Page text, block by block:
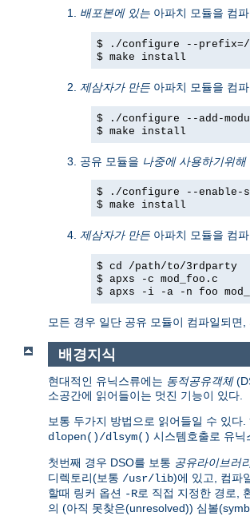
배포본에 있는 아파치 모듈을 컴
$ ./configure --prefix=/
$ make install
제삼자가 만든 아파치 모듈을 컴
$ ./configure --add-
$ make install
공유 모듈을 나중에 사용하기위해
$ ./configure --enable-
$ make install
제삼자가 만든 아파치 모듈을 컴
$ cd /path/to/3rdparty
$ apxs -c mod_foo.c
$ apxs -i -a -n foo
모든 경우 일단 공유 모듈이 컴파일되면,
배경지식
현대적인 유닉스류에는 동적공유객체
소공간에 읽어들이는 멋진 기능이 있다.
보통 두가지 방법으로 읽어들일 수 있다
dlopen()/dlsym() 시스템호출로 유
첫번째 경우 DSO를 보통 공유라이브러
디렉토리(보통 /usr/lib)에 있고, 컴파
할때 링커 옵션 -R로 직접 지정한 경로,
의 (아직 못찾은(unresolved)) 심볼